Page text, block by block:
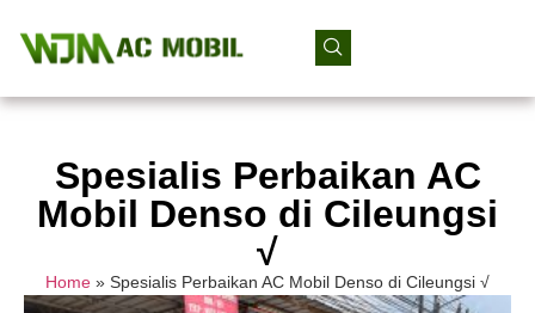
Spesialis Perbaikan AC
Mobil Denso di Cileungsi
√
Home » Spesialis Perbaikan AC Mobil Denso di Cileungsi √